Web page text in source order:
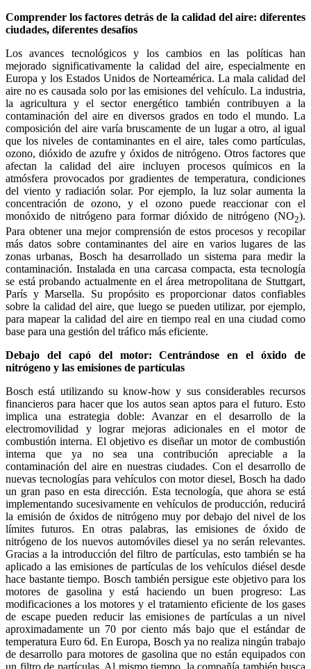
Comprender los factores detrás de la calidad del aire: diferentes
ciudades, diferentes desafíos
Los avances tecnológicos y los cambios en las políticas han
mejorado significativamente la calidad del aire, especialmente en
Europa y los Estados Unidos de Norteamérica. La mala calidad del
aire no es causada solo por las emisiones del vehículo. La industria,
la agricultura y el sector energético también contribuyen a la
contaminación del aire en diversos grados en todo el mundo. La
composición del aire varía bruscamente de un lugar a otro, al igual
que los niveles de contaminantes en el aire, tales como partículas,
ozono, dióxido de azufre y óxidos de nitrógeno. Otros factores que
afectan la calidad del aire incluyen procesos químicos en la
atmósfera provocados por gradientes de temperatura, condiciones
del viento y radiación solar. Por ejemplo, la luz solar aumenta la
concentración de ozono, y el ozono puede reaccionar con el
monóxido de nitrógeno para formar dióxido de nitrógeno (NO2).
Para obtener una mejor comprensión de estos procesos y recopilar
más datos sobre contaminantes del aire en varios lugares de las
zonas urbanas, Bosch ha desarrollado un sistema para medir la
contaminación. Instalada en una carcasa compacta, esta tecnología
se está probando actualmente en el área metropolitana de Stuttgart,
París y Marsella. Su propósito es proporcionar datos confiables
sobre la calidad del aire, que luego se pueden utilizar, por ejemplo,
para mapear la calidad del aire en tiempo real en una ciudad como
base para una gestión del tráfico más eficiente.
Debajo del capó del motor: Centrándose en el óxido de
nitrógeno y las emisiones de partículas
Bosch está utilizando su know-how y sus considerables recursos
financieros para hacer que los autos sean aptos para el futuro. Esto
implica una estrategia doble: Avanzar en el desarrollo de la
electromovilidad y lograr mejoras adicionales en el motor de
combustión interna. El objetivo es diseñar un motor de combustión
interna que ya no sea una contribución apreciable a la
contaminación del aire en nuestras ciudades. Con el desarrollo de
nuevas tecnologías para vehículos con motor diesel, Bosch ha dado
un gran paso en esta dirección. Esta tecnología, que ahora se está
implementando sucesivamente en vehículos de producción, reducirá
la emisión de óxidos de nitrógeno muy por debajo del nivel de los
límites futuros. En otras palabras, las emisiones de óxido de
nitrógeno de los nuevos automóviles diesel ya no serán relevantes.
Gracias a la introducción del filtro de partículas, esto también se ha
aplicado a las emisiones de partículas de los vehículos diésel desde
hace bastante tiempo. Bosch también persigue este objetivo para los
motores de gasolina y está haciendo un buen progreso: Las
modificaciones a los motores y el tratamiento eficiente de los gases
de escape pueden reducir las emisiones de partículas a un nivel
aproximadamente un 70 por ciento más bajo que el estándar de
temperatura Euro 6d. En Europa, Bosch ya no realiza ningún trabajo
de desarrollo para motores de gasolina que no están equipados con
un filtro de partículas. Al mismo tiempo, la compañía también busca